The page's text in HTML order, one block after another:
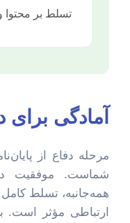
تسلط بر محتوا
آمادگی
مرحله دفاع از
شماست. موفقیت در
همه‌جانبه، تسلط کامل
ارتباطی مؤثر است.